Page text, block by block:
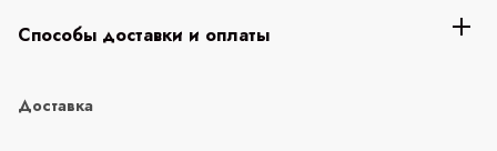
Способы доставки и оплаты
Доставка